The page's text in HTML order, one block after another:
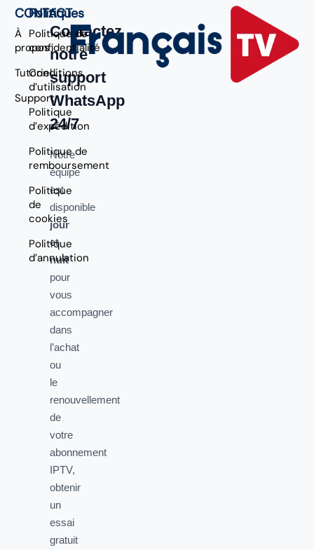
CONTACT
À
propos
Tutoriel
Support
Politiques
Politique de
confidentialité
Conditions
d’utilisation
Politique
d’expédition
Politique de
remboursement
Politique
de
cookies
Politique
d’annulation
Contactez
notre
support
WhatsApp
24/7
Notre
équipe
est
disponible
jour
et
nuit
pour
vous
accompagner
dans
l’achat
ou
le
renouvellement
de
votre
abonnement
IPTV,
obtenir
un
essai
gratuit